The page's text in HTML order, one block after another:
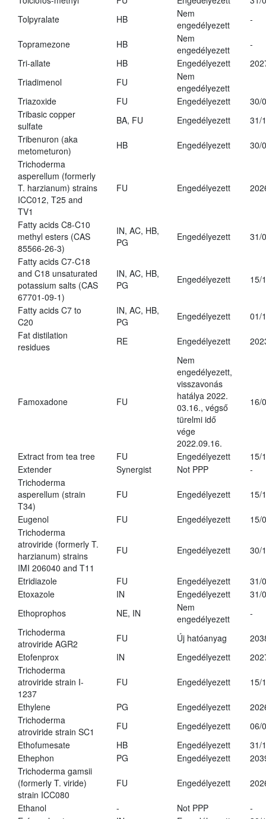
Tolpyralate
HB
Nem
engedélyezett
-
Topramezone HB
Nem
engedélyezett
-
Tri-allate
HB Engedélyezett
Triadimenol
FU
Nem
engedélyezett
Triazoxide
FU Engedélyezett
30/
Tribasic copper
sulfate
BA, FU Engedélyezett
31/
Tribenuron (aka
metometuron)
HB Engedélyezett
30/
Trichoderma
asperellum (formerly
T. harzianum) strains
ICC012, T25 and
TV1
FU Engedélyezett
Fatty acids C8-C10
methyl esters (CAS
85566-26-3)
IN, AC, HB,
PG
Engedélyezett 31/
Fatty acids C7-C18
and C18 unsaturated
potassium salts (CAS
67701-09-1)
IN, AC, HB,
PG
Engedélyezett 15/
Fatty acids C7 to
C20
IN, AC, HB,
PG
Engedélyezett
01/
Fat distilation
residues
RE Engedélyezett
Famoxadone FU
Nem
engedélyezett,
visszavonás
hatálya 2022.
03.16., végső
türelmi idő
vége
2022.09.16.
16/
Extract from tea tree FU Engedélyezett
15/
Extender
Synergist Not PPP
-
Trichoderma
asperellum (strain
T34)
FU Engedélyezett 15/
Eugenol FU Engedélyezett
15/
Trichoderma
atroviride (formerly T.
harzianum) strains
IMI 206040 and T11
FU Engedélyezett 30/
Etridiazole FU Engedélyezett
31/
Etoxazole
IN Engedélyezett
31/
Ethoprophos
NE, IN
Nem
engedélyezett
-
Trichoderma
atroviride AGR2
FU Új hatóanyag
Etofenprox
IN Engedélyezett
Trichoderma
atroviride strain I-
1237
FU Engedélyezett 15/
Ethylene PG Engedélyezett
Trichoderma
atroviride strain SC1
FU Engedélyezett
06/
Ethofumesate
HB Engedélyezett
31/
Ethephon
PG Engedélyezett
Trichoderma gamsii
(formerly T. viride)
strain ICC080
FU Engedélyezett
Ethanol - Not PPP
-